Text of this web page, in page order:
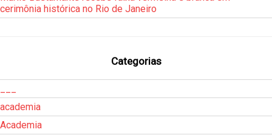
cerimônia histórica no Rio de Janeiro
Categorias
academia
Academia